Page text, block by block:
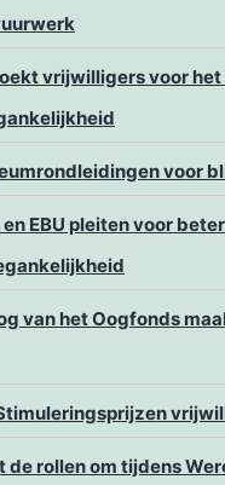
vrijwilligers voor het
voor
EBU pleiten voor
van het Oogfonds
de rollen om tijdens